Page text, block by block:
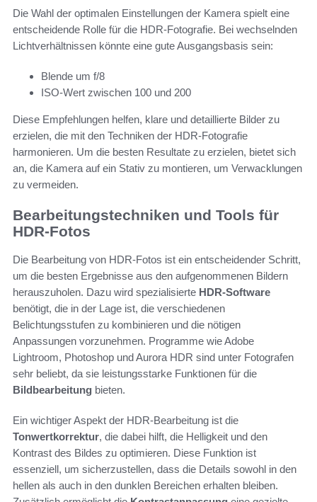
Die Wahl der optimalen Einstellungen der Kamera spielt eine
entscheidende Rolle für die HDR-Fotografie. Bei wechselnden
Lichtverhältnissen könnte eine gute Ausgangsbasis sein:
Blende um f/8
ISO-Wert zwischen 100 und 200
Diese Empfehlungen helfen, klare und detaillierte Bilder zu
erzielen, die mit den Techniken der HDR-Fotografie
harmonieren. Um die besten Resultate zu erzielen, bietet sich
an, die Kamera auf ein Stativ zu montieren, um Verwacklungen
zu vermeiden.
Bearbeitungstechniken und Tools für
HDR-Fotos
Die Bearbeitung von HDR-Fotos ist ein entscheidender Schritt,
um die besten Ergebnisse aus den aufgenommenen Bildern
herauszuholen. Dazu wird spezialisierte HDR-Software
benötigt, die in der Lage ist, die verschiedenen
Belichtungsstufen zu kombinieren und die nötigen
Anpassungen vorzunehmen. Programme wie Adobe
Lightroom, Photoshop und Aurora HDR sind unter Fotografen
sehr beliebt, da sie leistungsstarke Funktionen für die
Bildbearbeitung bieten.
Ein wichtiger Aspekt der HDR-Bearbeitung ist die
Tonwertkorrektur, die dabei hilft, die Helligkeit und den
Kontrast des Bildes zu optimieren. Diese Funktion ist
essenziell, um sicherzustellen, dass die Details sowohl in den
hellen als auch in den dunklen Bereichen erhalten bleiben.